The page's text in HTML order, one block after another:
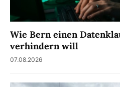
Wie Bern einen
verhindern will
07.08.2026